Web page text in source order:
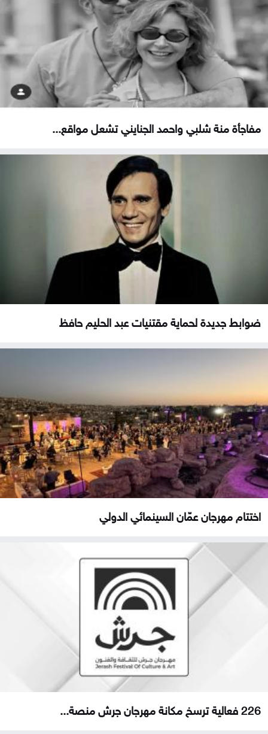
مفاجأة منة شلبي واحمد الجنايني تشعل مواقع...
ضوابط جديدة لحماية مقتنيات عبد الحليم حافظ
اختتام مهرجان عمّان السينمائي الدولي
226 فعالية ترسخ مكانة مهرجان جرش منصة...